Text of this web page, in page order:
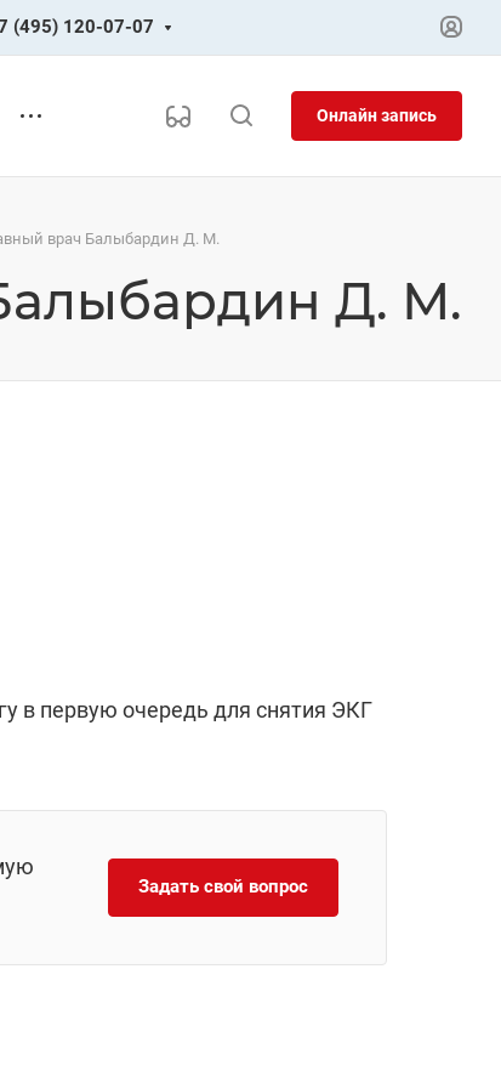
(495) 120-07-07
Онлайн запись
врач Балыбардин Д. М.
Д. М.
в первую очередь для снятия ЭКГ
Задать свой вопрос